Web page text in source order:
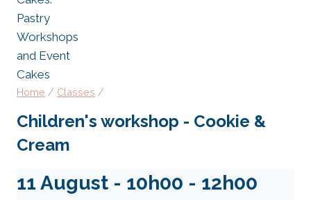
Home / Classes /
Children's workshop - Cookie &
Cream
11 August - 10h00 - 12h00